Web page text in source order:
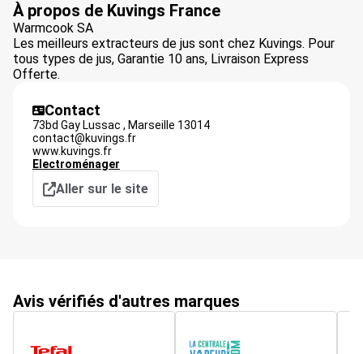
À propos de Kuvings France
Warmcook SA
Les meilleurs extracteurs de jus sont chez Kuvings. Pour
tous types de jus, Garantie 10 ans, Livraison Express
Offerte.
Contact
73bd Gay Lussac , Marseille 13014
contact@kuvings.fr
www.kuvings.fr
Electroménager
Aller sur le site
Avis vérifiés d'autres marques